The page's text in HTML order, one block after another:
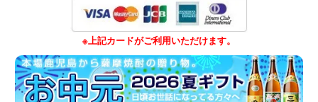
※上記カードがご利用いただけます。